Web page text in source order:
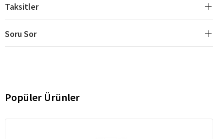
Taksitler
Soru Sor
Popüler Ürünler